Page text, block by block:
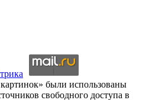
были использованы
свободного доступа в